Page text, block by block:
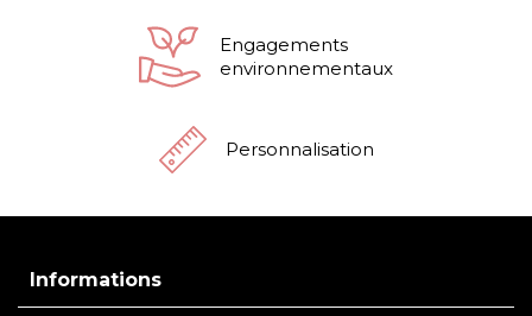
Engagements
environnementaux
Personnalisation
Informations